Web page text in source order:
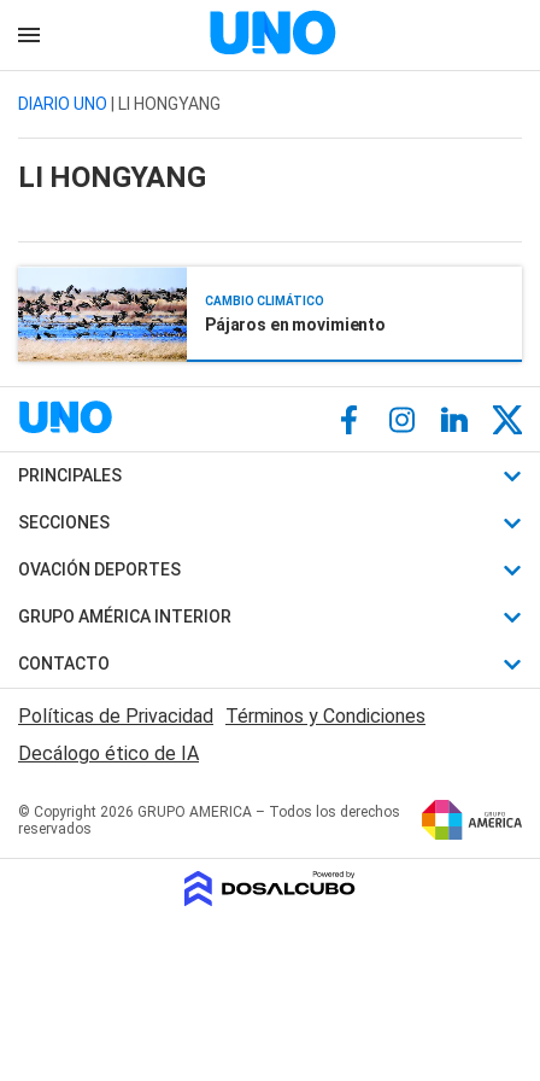
DIARIO UNO | LI HONGYANG
LI HONGYANG
CAMBIO CLIMÁTICO
Pájaros en movimiento
PRINCIPALES
Últimas Noticias
Política
Judiciales
Economia
SECCIONES
Horóscopo
Motores
Trucos caseros
Series y Películas
Edictos y Solicitadas
OVACIÓN DEPORTES
Fútbol
Mundial
Automovilismo
Rugby
Básquet
GRUPO AMÉRICA INTERIOR
Canal 7 en Vivo
San Juan 8
CONTACTO
Acerca de Nosotros
Contactanos
Políticas de Privacidad Términos y Condiciones
Decálogo ético de IA
© Copyright 2026 GRUPO AMERICA – Todos los derechos
reservados